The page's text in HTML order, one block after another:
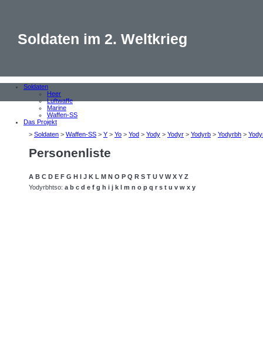
Soldaten im 2. Weltkrieg
Soldaten
Heer
Luftwaffe
Marine
Waffen-SS
Das Projekt
> Soldaten > Waffen-SS > Y > Yo > Yod > Yody > Yodyr > Yodyrb > Yodyrbh >
Personenliste
A B C D E F G H J K L M N O P Q R S T U V W X Y Z
Yodyrbhtso: a b c d e f g h i j k l m n o p q r s t u v w x y